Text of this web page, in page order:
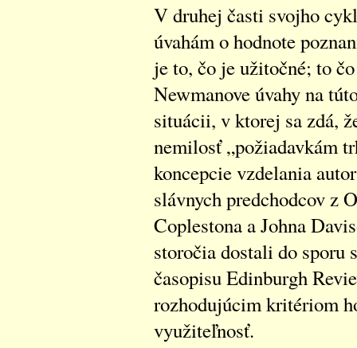
V druhej časti svojho
úvahám o hodnote
je to, čo je užitočné; to
Newmanove úvahy na
situácii, v ktorej sa zdá,
nemilosť „požiadavkám
koncepcie vzdelania
slávnych predchodcov z
Coplestona a Johna
storočia dostali do sporu
časopisu Edinburgh
rozhodujúcim kritériom
využiteľnosť.